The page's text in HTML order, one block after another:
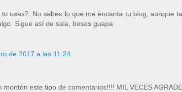
usas?. No sabes lo que me encanta tu blog, aunque
Sigue así de sala, besos guapa
de 2017 a las 11:24
este tipo de comentarios!!!! MIL VECES